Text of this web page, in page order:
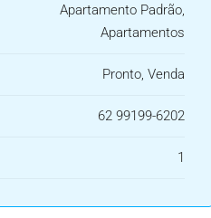
Apartamento Padrão,
Apartamentos
Pronto, Venda
62 99199-6202
1